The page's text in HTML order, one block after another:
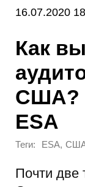
16.07.2020
Как
США?
ESA
Теги: ESA,
Почти две